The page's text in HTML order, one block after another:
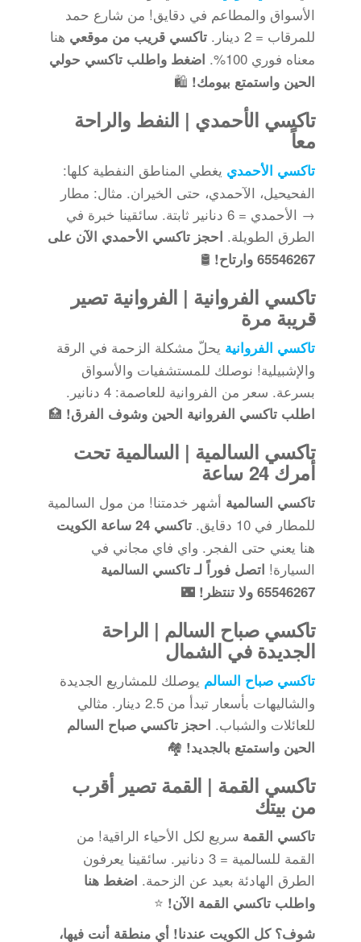
الأسواق والمطاعم في دقايق! من شارع حمد
للمرقاب = 2 دينار.
تاكسي قريب من موقعي هنا
معناه فوري 100%.
اضغط واطلب تاكسي حولي
الحين واستمتع بيومك! 🛍️
تاكسي الأحمدي | النفط والراحة
معاً
تاكسي الأحمدي يغطي المناطق النفطية كلها:
الفحيحيل، الآحمدي، حتى الخيران. مثال: مطار
→ الأحمدي = 6 دنانير ثابتة. سائقينا خبرة في
الطرق الطويلة. احجز تاكسي الأحمدي الآن على
65546267 وارتاح!
🛢️
تاكسي الفروانية | الفروانية تصير
قريبة مرة
تاكسي الفروانية يحلّ مشكلة الزحمة في الرقة
والإشبيلية! نوصلك للمستشفيات والأسواق
بسرعة. سعر من الفروانية للعاصمة: 4 دنانير.
اطلب تاكسي الفروانية الحين وشوف الفرق! 🏥
تاكسي السالمية | السالمية تحت
أمرك 24 ساعة
تاكسي السالمية أشهر خدمتنا! من مول السالمية
للمطار في 10 دقايق.
تاكسي 24 ساعة الكويت
هنا يعني حتى الفجر. واي فاي مجاني في
السيارة! اتصل فوراً لـ تاكسي السالمية
65546267 ولا تنتظر!
🌃
تاكسي صباح السالم | الراحة
الجديدة في الشمال
تاكسي صباح السالم يوصلك للمشاريع الجديدة
والشاليهات بأسعار تبدأ من 2.5 دينار. مثالي
للعائلات والشباب. احجز تاكسي صباح السالم
الحين واستمتع بالجديد! 🏘️
تاكسي القمة | القمة تصير أقرب
من بيتك
تاكسي القمة سريع لكل الأحياء الراقية! من
القمة للسالمية = 3 دنانير. سائقينا يعرفون
الطرق الهادئة بعيد عن الزحمة. اضغط هنا
واطلب تاكسي القمة الآن! ⭐
شوف؟ كل الكويت عندنا! أي منطقة أنت فيها،